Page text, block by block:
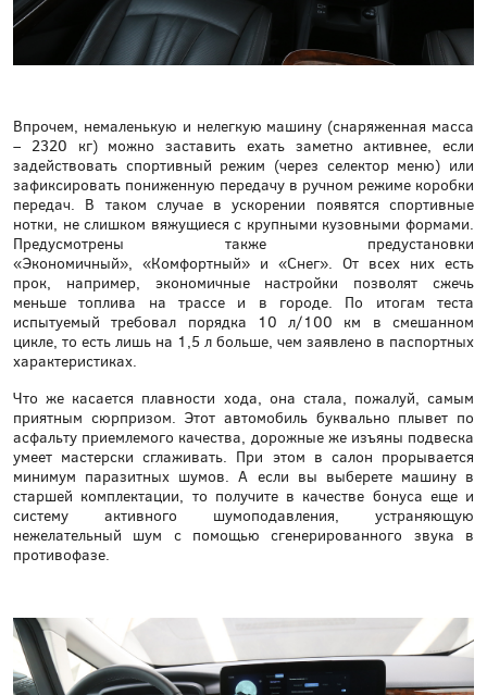
Впрочем, немаленькую и нелегкую машину (снаряженная масса
– 2320 кг) можно заставить ехать заметно активнее, если
задействовать спортивный режим (через селектор меню) или
зафиксировать пониженную передачу в ручном режиме коробки
передач. В таком случае в ускорении появятся спортивные
нотки, не слишком вяжущиеся с крупными кузовными формами.
Предусмотрены также предустановки
«Экономичный», «Комфортный» и «Снег». От всех них есть
прок, например, экономичные настройки позволят сжечь
меньше топлива на трассе и в городе. По итогам теста
испытуемый требовал порядка 10 л/100 км в смешанном
цикле, то есть лишь на 1,5 л больше, чем заявлено в паспортных
характеристиках.
Что же касается плавности хода, она стала, пожалуй, самым
приятным сюрпризом. Этот автомобиль буквально плывет по
асфальту приемлемого качества, дорожные же изъяны подвеска
умеет мастерски сглаживать. При этом в салон прорывается
минимум паразитных шумов. А если вы выберете машину в
старшей комплектации, то получите в качестве бонуса еще и
систему активного шумоподавления, устраняющую
нежелательный шум с помощью сгенерированного звука в
противофазе.